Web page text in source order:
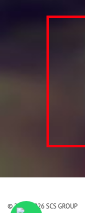
© 2006-2026 SCS GROUP